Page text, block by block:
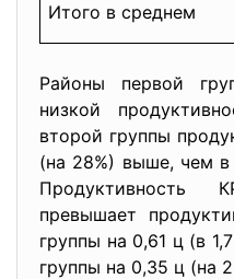
Итого в среднем
Районы первой
низкой
второй группы
(на 28%) выше, чем в
Продуктивность
превышает
группы на 0,61 ц (в
группы на 0,35 ц (на